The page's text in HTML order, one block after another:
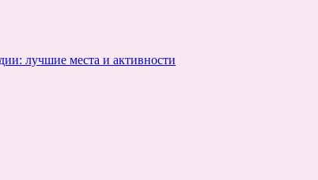
лучшие места и активности